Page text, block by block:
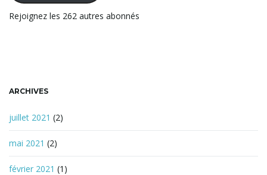
c
Rejoignez les 262 autres abonnés
ARCHIVES
juillet 2021 (2)
mai 2021 (2)
février 2021 (1)